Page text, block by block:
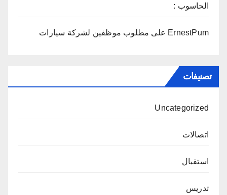
الحاسوب :
ErnestPum على مطلوب موظفين لشركة سيارات
تصنيفات
Uncategorized
اتصالات
استقبال
تدريس